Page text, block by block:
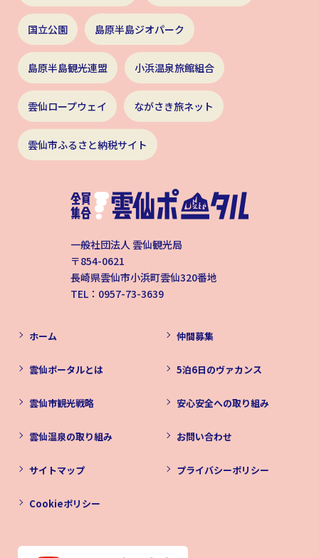
国立公園 島原半島ジオパーク
島原半島観光連盟 小浜温泉旅館組合
雲仙ロープウェイ ながさき旅ネット
雲仙市ふるさと納税サイト
一般社団法人 雲仙観光局
〒854-0621
長崎県雲仙市小浜町雲仙320番地
TEL：0957-73-3639
ホーム
雲仙ポータルとは
雲仙市観光戦略
雲仙温泉の取り組み
仲間募集
5泊6日のヴァカンス
安心安全への取り組み
お問い合わせ
サイトマップ プライバシーポリシー
Cookieポリシー